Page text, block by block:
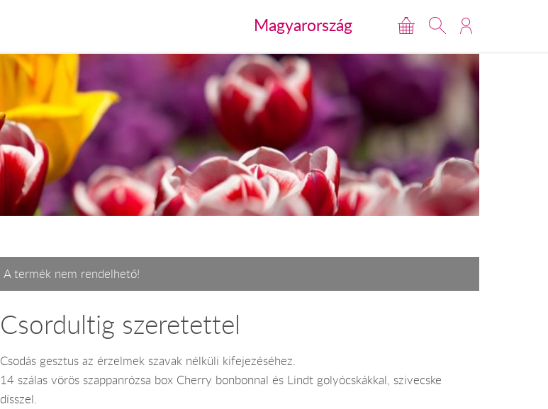
Magyarország
A termék nem rendelhető!
Csordultig szeretettel
Csodás gesztus az érzelmek szavak nélküli kifejezéséhez.
14 szálas vörös szappanrózsa box Cherry bonbonnal és Lindt golyócskákkal, szivecske
dísszel.